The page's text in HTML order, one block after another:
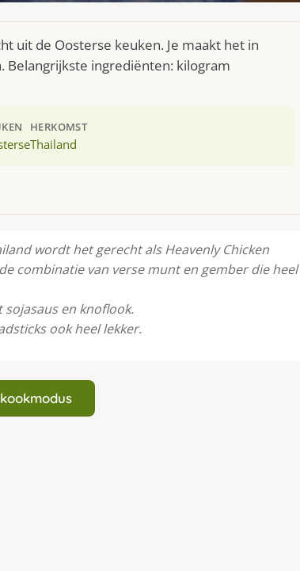
uit de Oosterse keuken. Je maakt het in
Belangrijkste ingrediënten: kilogram
HERKOMST
Thailand
wordt het gerecht als Heavenly Chicken
combinatie van verse munt en gember die heel
en knoflook.
ook heel lekker.